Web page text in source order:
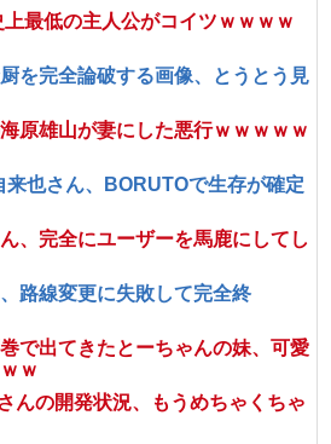
上最低の主人公がコイツｗｗｗｗ
を完全論破する画像、とうとう見
原雄山が妻にした悪行ｗｗｗｗｗ
来也さん、BORUTOで生存が確定
、完全にユーザーを馬鹿にしてし
路線変更に失敗して完全終
で出てきたとーちゃんの妹、可愛
ｗ
んの開発状況、もうめちゃくちゃ